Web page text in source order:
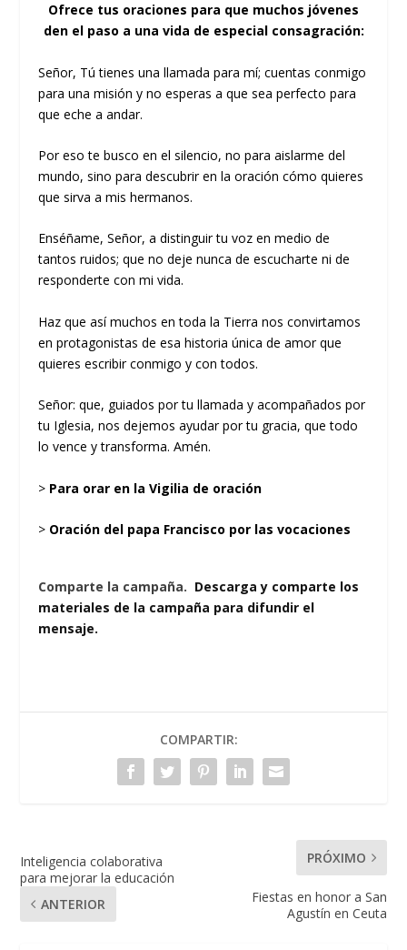
Ofrece tus oraciones para que muchos jóvenes
den el paso a una vida de especial consagración:
Señor, Tú tienes una llamada para mí; cuentas conmigo
para una misión y no esperas a que sea perfecto para
que eche a andar.
Por eso te busco en el silencio, no para aislarme del
mundo, sino para descubrir en la oración cómo quieres
que sirva a mis hermanos.
Enséñame, Señor, a distinguir tu voz en medio de
tantos ruidos; que no deje nunca de escucharte ni de
responderte con mi vida.
Haz que así muchos en toda la Tierra nos convirtamos
en protagonistas de esa historia única de amor que
quieres escribir conmigo y con todos.
Señor: que, guiados por tu llamada y acompañados por
tu Iglesia, nos dejemos ayudar por tu gracia, que todo
lo vence y transforma. Amén.
> Para orar en la Vigilia de oración
> Oración del papa Francisco por las vocaciones
Comparte la campaña. Descarga y comparte los
materiales de la campaña para difundir el
mensaje.
COMPARTIR:
Inteligencia colaborativa
para mejorar la educación
ANTERIOR
PRÓXIMO
Fiestas en honor a San
Agustín en Ceuta